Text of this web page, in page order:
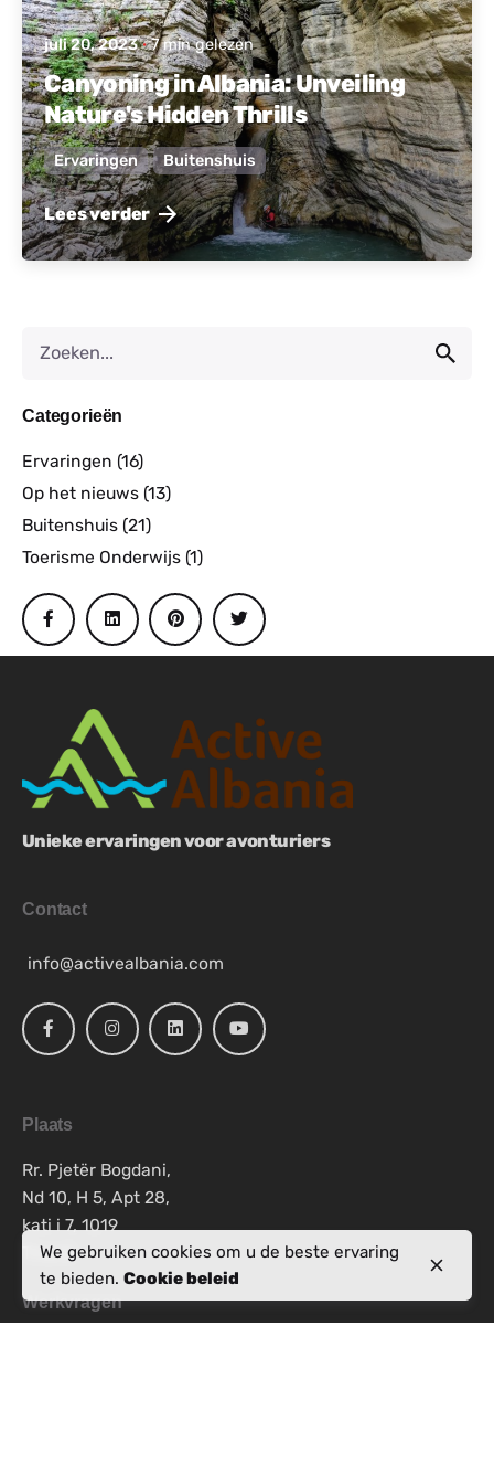
Categorieën
Ervaringen (16)
Op het nieuws (13)
Buitenshuis (21)
Toerisme Onderwijs (1)
juli 20, 2023 7 min gelezen
Canyoning in Albania: Unveiling
Nature's Hidden Thrills
Ervaringen Buitenshuis
Lees verder
Unieke ervaringen voor avonturiers
Contact
info@activealbania.com
Plaats
Rr. Pjetër Bogdani,
Nd 10, H 5, Apt 28,
kati i 7, 1019
Tiranë
Werkvragen
We gebruiken cookies om u de beste ervaring
te bieden. Cookie beleid